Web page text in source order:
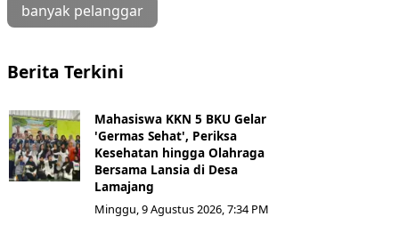
banyak pelanggar
Berita Terkini
Mahasiswa KKN 5 BKU Gelar
'Germas Sehat', Periksa
Kesehatan hingga Olahraga
Bersama Lansia di Desa
Lamajang
Minggu, 9 Agustus 2026, 7:34 PM